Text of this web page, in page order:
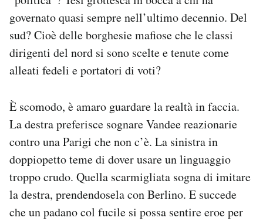
governato quasi sempre nell’ultimo decennio. Del
sud? Cioè delle borghesie mafiose che le classi
dirigenti del nord si sono scelte e tenute come
alleati fedeli e portatori di voti?
È scomodo, è amaro guardare la realtà in faccia.
La destra preferisce sognare Vandee reazionarie
contro una Parigi che non c’è. La sinistra in
doppiopetto teme di dover usare un linguaggio
troppo crudo. Quella scarmigliata sogna di imitare
la destra, prendendosela con Berlino. E succede
che un padano col fucile si possa sentire eroe per